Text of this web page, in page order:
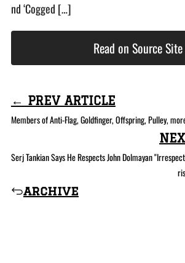
nd ‘Cogged […]
Read on Source Site
← PREV ARTICLE
Members of Anti-Flag, Goldfinger, Offspring, Pulley,
archive
Serj Tankian Says He Respects John Dolmayan